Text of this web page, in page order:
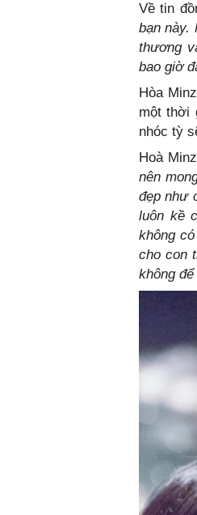
Về tin
bạn này.
thương
bao giờ
Hòa
một thời
nhóc tỳ
Hoà
nên
đẹp như
luôn kề
không
cho con
không